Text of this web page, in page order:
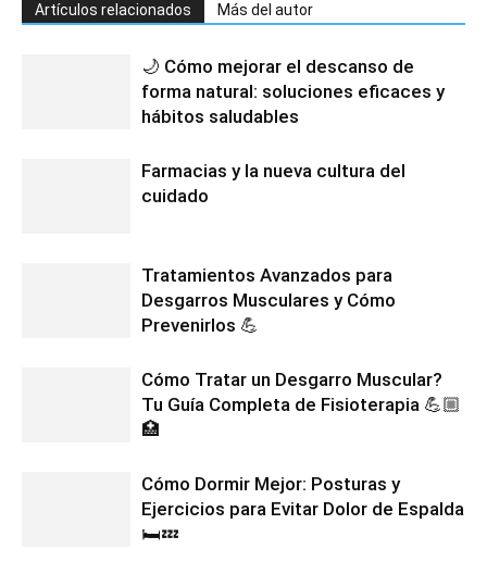
Artículos relacionados Más del autor
🌙 Cómo mejorar el descanso de
forma natural: soluciones eficaces y
hábitos saludables
Farmacias y la nueva cultura del
cuidado
Tratamientos Avanzados para
Desgarros Musculares y Cómo
Prevenirlos 💪
Cómo Tratar un Desgarro Muscular?
Tu Guía Completa de Fisioterapia 💪🏼
🏥
Cómo Dormir Mejor: Posturas y
Ejercicios para Evitar Dolor de Espalda
🛏️💤